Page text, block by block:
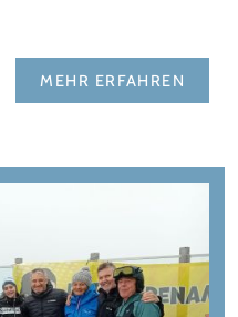
MEHR ERFAHREN